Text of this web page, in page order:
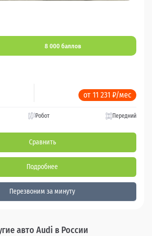
8 000 баллов
от 11 231 ₽/мес
Робот Передний
Сравнить
Подробнее
Перезвоним за минуту
авто Audi в России